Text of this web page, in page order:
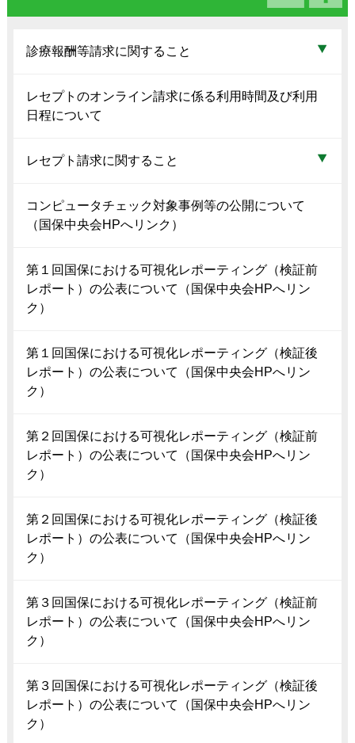
診療報酬等請求に関すること
レセプトのオンライン請求に係る利用時間及び利用
日程について
レセプト請求に関すること
コンピュータチェック対象事例等の公開について
（国保中央会HPへリンク）
第１回国保における可視化レポーティング（検証前
レポート）の公表について（国保中央会HPへリン
ク）
第１回国保における可視化レポーティング（検証後
レポート）の公表について（国保中央会HPへリン
ク）
第２回国保における可視化レポーティング（検証前
レポート）の公表について（国保中央会HPへリン
ク）
第２回国保における可視化レポーティング（検証後
レポート）の公表について（国保中央会HPへリン
ク）
第３回国保における可視化レポーティング（検証前
レポート）の公表について（国保中央会HPへリン
ク）
第３回国保における可視化レポーティング（検証後
レポート）の公表について（国保中央会HPへリン
ク）